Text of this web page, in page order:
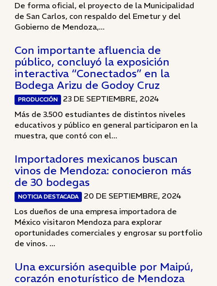
De forma oficial, el proyecto de la Municipalidad
de San Carlos, con respaldo del Emetur y del
Gobierno de Mendoza,...
Con importante afluencia de
público, concluyó la exposición
interactiva “Conectados” en la
Bodega Arizu de Godoy Cruz
PRODUCCIÓN
23 DE SEPTIEMBRE, 2024
Más de 3.500 estudiantes de distintos niveles
educativos y público en general participaron en la
muestra, que contó con el...
Importadores mexicanos buscan
vinos de Mendoza: conocieron más
de 30 bodegas
NOTICIA DESTACADA
20 DE SEPTIEMBRE, 2024
Los dueños de una empresa importadora de
México visitaron Mendoza para explorar
oportunidades comerciales y engrosar su portfolio
de vinos. ...
Una excursión asequible por Maipú,
corazón enoturístico de Mendoza